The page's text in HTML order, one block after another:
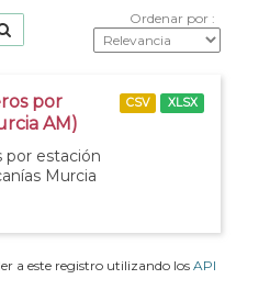
Ordenar por
por
AM)
por estación
Murcia
CSV XLSX
a este registro utilizando los API